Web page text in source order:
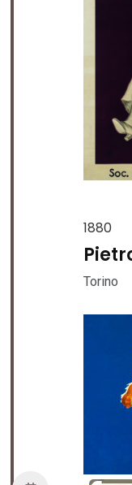
1880
Torino